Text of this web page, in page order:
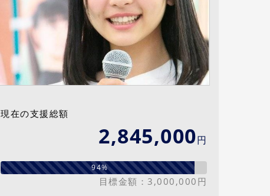
現在の支援総額
2,845,000円
94%
目標金額：3,000,000円